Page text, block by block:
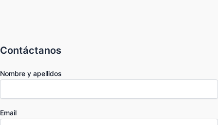
Contáctanos
Nombre y apellidos
Email